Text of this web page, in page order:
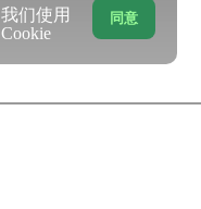
同意
我们使用
Cookie